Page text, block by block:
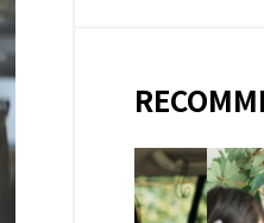
め10選｜利用者の口コミ